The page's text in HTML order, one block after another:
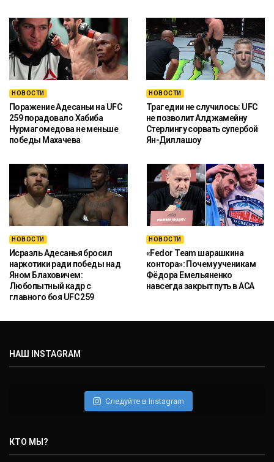
НОВОСТИ
Поражение Адесаньи на UFC
259 порадовало Хабиба
Нурмагомедова не меньше
победы Махачева
НОВОСТИ
Трагедии не случилось: UFC
не позволит Алджамейну
Стерлингу сорвать супербой
Ян-Диллашоу
НОВОСТИ
Исраэль Адесанья бросил
наркотики ради победы над
Яном Блаховичем:
Любопытный кадр с
главного боя UFC 259
НОВОСТИ
«Fedor Team шарашкина
контора»: Почему ученикам
Фёдора Емельяненко
навсегда закрыт путь в ACA
НАШ INSTAGRAM
Следуйте в Instagram
КТО МЫ?